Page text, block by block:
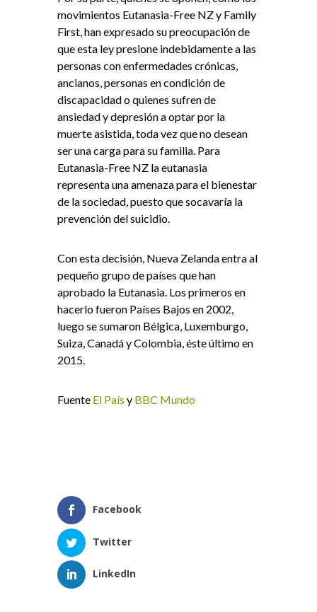
movimientos Eutanasia-Free NZ y Family
First, han expresado su preocupación de
que esta ley presione indebidamente a las
personas con enfermedades crónicas,
ancianos, personas en condición de
discapacidad o quienes sufren de
ansiedad y depresión a optar por la
muerte asistida, toda vez que no desean
ser una carga para su familia. Para
Eutanasia-Free NZ la eutanasia
representa una amenaza para el bienestar
de la sociedad, puesto que socavaría la
prevención del suicidio.
Con esta decisión, Nueva Zelanda entra al
pequeño grupo de países que han
aprobado la Eutanasia. Los primeros en
hacerlo fueron Países Bajos en 2002,
luego se sumaron Bélgica, Luxemburgo,
Suiza, Canadá y Colombia, éste último en
2015.
Fuente El País y BBC Mundo
Facebook
Twitter
LinkedIn